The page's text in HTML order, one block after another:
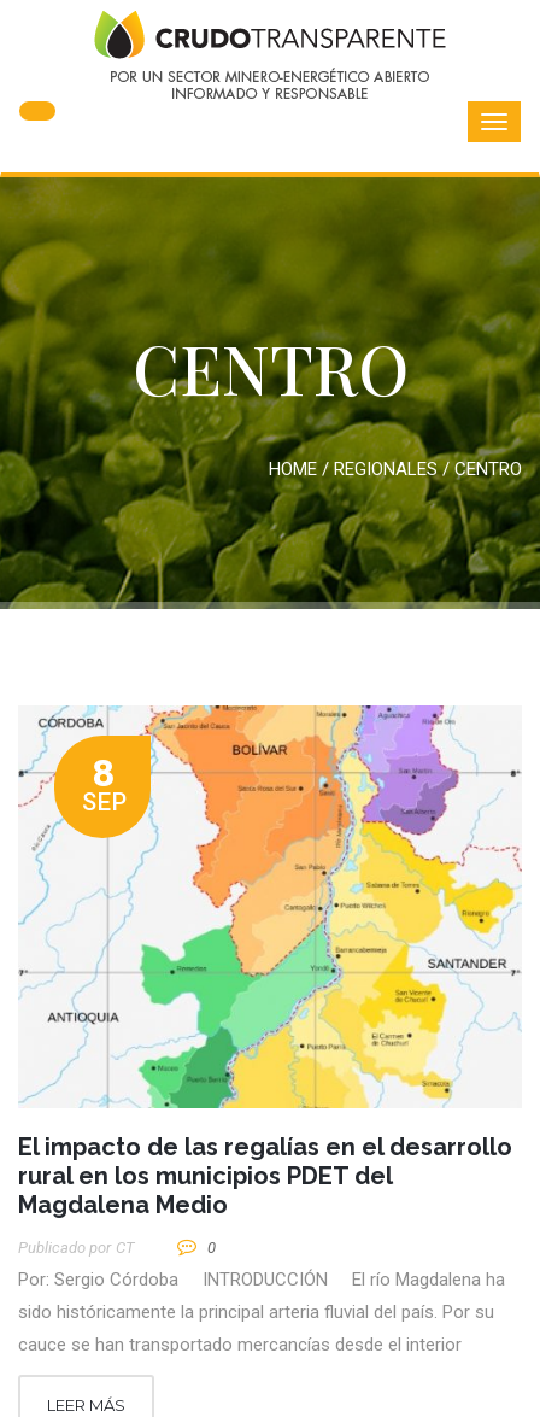
CENTRO
HOME / REGIONALES/CENTRO
8
SEP
El impacto de las regalías en el desarrollo
rural en los municipios PDET del
Magdalena Medio
Publicado por CT 0
Por: Sergio Córdoba INTRODUCCIÓN El río Magdalena ha
sido históricamente la principal arteria fluvial del país. Por su
cauce se han transportado mercancías desde el interior
LEER MÁS